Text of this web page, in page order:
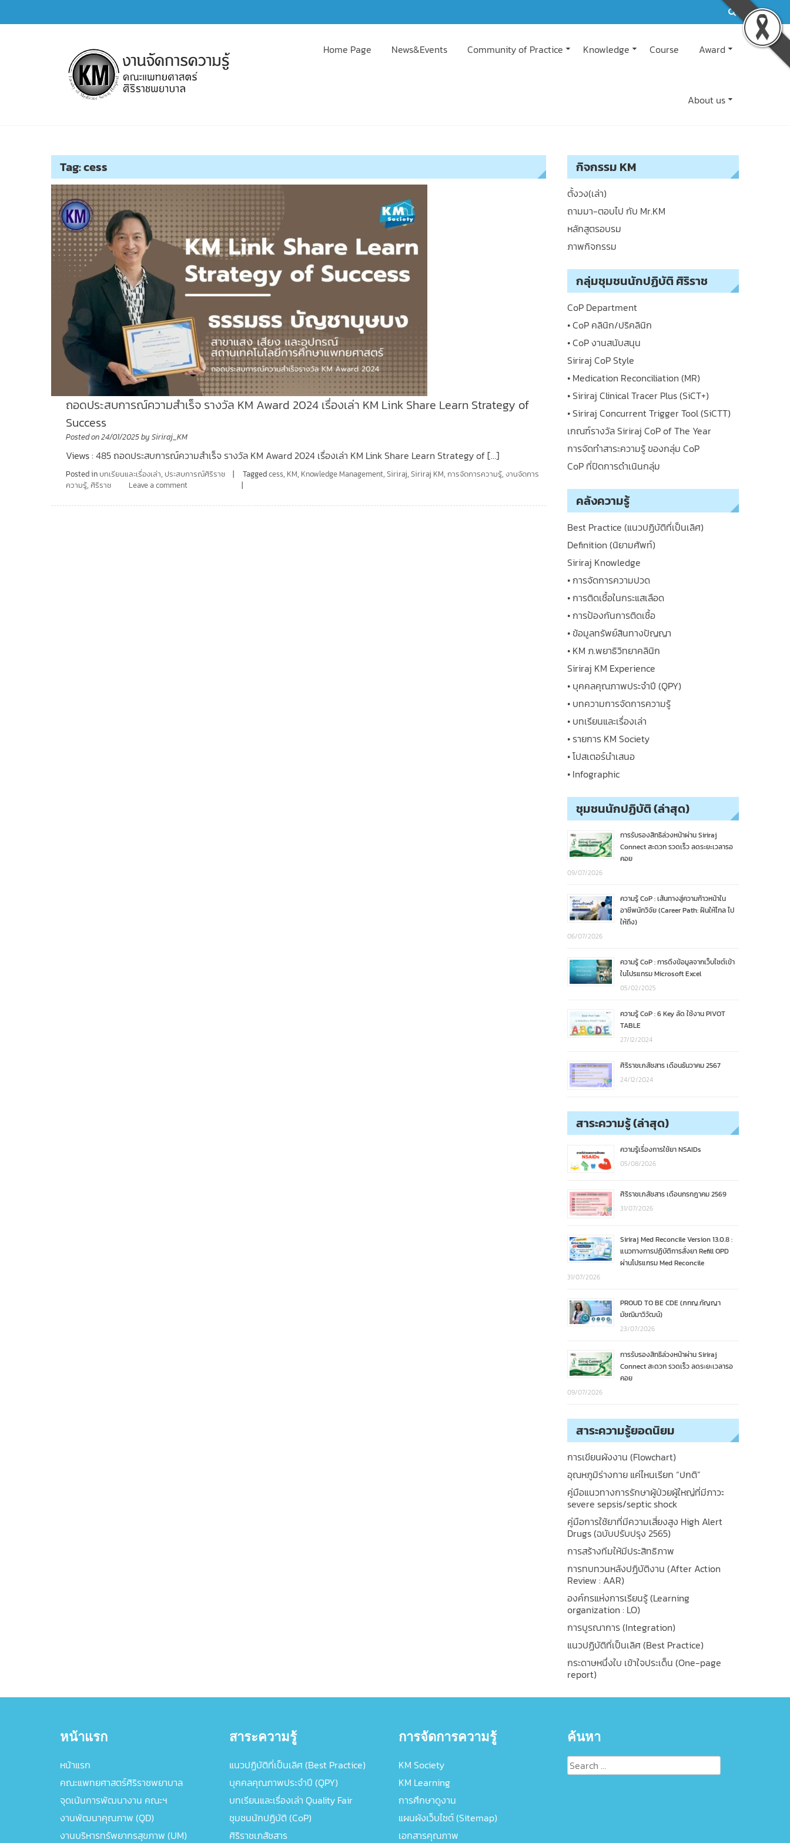
to
Home Page News&Events Community of Practice Knowledge Course Award
About us
Tag:cess
ถอดประสบการณ์ความสำเร็จ รางวัล KM Award 2024 เรื่องเล่า KM Link Share Learn Strategy of
Success
Posted on24/01/2025bySiriraj_KM
Views : 485 ถอดประสบการณ์ความสำเร็จ รางวัล KM Award 2024 เรื่องเล่า KM Link Share Learn Strategy of […]
Posted in บทเรียนและเรื่องเล่า, ประสบการณ์ศิริราช Taggedcess, KM, Knowledge Management,Siriraj,Siriraj KM,การจัดการความรู้,งานจัดการ
ความรู้, ศิริราช Leave a comment
กิจกรรม KM
ตั้งวง(เล่า)
ถามมา-ตอบไป กับ Mr.KM
หลักสูตรอบรม
ภาพกิจกรรม
กลุ่มชุมชนนักปฏิบัติ ศิริราช
CoP Department
• CoP คลินิก/ปริคลินิก
• CoP งานสนับสนุน
Siriraj CoP Style
• Medication Reconciliation (MR)
• Siriraj Clinical Tracer Plus (SiCT+)
• Siriraj Concurrent Trigger Tool (SiCTT)
เกณฑ์รางวัล Siriraj CoP of The Year
การจัดทำสาระความรู้ ของกลุ่ม CoP
CoP ที่ปิดการดำเนินกลุ่ม
คลังความรู้
Best Practice (แนวปฏิบัติที่เป็นเลิศ)
Definition (นิยามศัพท์)
Siriraj Knowledge
• การจัดการความปวด
• การติดเชื้อในกระแสเลือด
• การป้องกันการติดเชื้อ
• ข้อมูลทรัพย์สินทางปัญญา
• KM ภ.พยาธิวิทยาคลินิก
Siriraj KM Experience
• บุคคลคุณภาพประจำปี (QPY)
• บทความการจัดการความรู้
• บทเรียนและเรื่องเล่า
• รายการ KM Society
• โปสเตอร์นำเสนอ
• Infographic
ชุมชนนักปฏิบัติ (ล่าสุด)
การรับรองสิทธิล่วงหน้าผ่าน Siriraj
Connect สะดวก รวดเร็ว ลดระยะเวลารอ
คอย
09/07/2026
ความรู้ CoP : เส้นทางสู่ความก้าวหน้าใน
อาชีพนักวิจัย (Career Path: ฝันให้ไกล ไป
ให้ถึง)
06/07/2026
ความรู้ CoP : การดึงข้อมูลจากเว็บไซต์เข้า
ในโปรแกรม Microsoft Excel
05/02/2025
ความรู้ CoP : 6 Key ลัด ใช้งาน PIVOT
TABLE
27/12/2024
ศิริราชเภสัชสาร เดือนธันวาคม 2567
24/12/2024
สาระความรู้ (ล่าสุด)
ความรู้เรื่องการใช้ยา NSAIDs
05/08/2026
ศิริราชเภสัชสาร เดือนกรกฎาคม 2569
31/07/2026
Siriraj Med Reconcile Version 13.0.8 :
แนวทางการปฏิบัติการสั่งยา Refill OPD
ผ่านโปรแกรม Med Reconcile
31/07/2026
PROUD TO BE CDE (ภกญ.กัญญา
มัชฌิมาวิวัฒน์)
23/07/2026
การรับรองสิทธิล่วงหน้าผ่าน Siriraj
Connect สะดวก รวดเร็ว ลดระยะเวลารอ
คอย
09/07/2026
สาระความรู้ยอดนิยม
การเขียนผังงาน (Flowchart)
อุณหภูมิร่างกาย แค่ไหนเรียก “ปกติ”
คู่มือแนวทางการรักษาผู้ป่วยผู้ใหญ่ที่มีภาวะ
severe sepsis/septic shock
คู่มือการใช้ยาที่มีความเสี่ยงสูง High Alert
Drugs (ฉบับปรับปรุง 2565)
การสร้างทีมให้มีประสิทธิภาพ
การทบทวนหลังปฎิบัติงาน (After Action
Review : AAR)
องค์กรแห่งการเรียนรู้ (Learning
organization : LO)
การบูรณาการ (Integration)
แนวปฏิบัติที่เป็นเลิศ (Best Practice)
กระดาษหนึ่งใบ เข้าใจประเด็น (One-page
report)
หน้าแรก
หน้าแรก
คณะแพทยศาสตร์ศิริราชพยาบาล
จุดเน้นการพัฒนางาน คณะฯ
งานพัฒนาคุณภาพ (QD)
งานบริหารทรัพยากรสุขภาพ (UM)
สาระความรู้
แนวปฏิบัติที่เป็นเลิศ (Best Practice)
บุคคลคุณภาพประจำปี (QPY)
บทเรียนและเรื่องเล่า Quality Fair
ชุมชนนักปฏิบัติ (CoP)
ศิริราชเภสัชสาร
การจัดการความรู้
KM Society
KM Learning
การศึกษาดูงาน
แผนผังเว็บไซต์ (Sitemap)
เอกสารคุณภาพ
ค้นหา
Search
for: